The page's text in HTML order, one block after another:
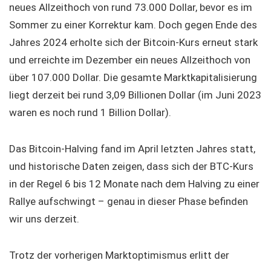
neues Allzeithoch von rund 73.000 Dollar, bevor es im
Sommer zu einer Korrektur kam. Doch gegen Ende des
Jahres 2024 erholte sich der Bitcoin-Kurs erneut stark
und erreichte im Dezember ein neues Allzeithoch von
über 107.000 Dollar. Die gesamte Marktkapitalisierung
liegt derzeit bei rund 3,09 Billionen Dollar (im Juni 2023
waren es noch rund 1 Billion Dollar).
Das Bitcoin-Halving fand im April letzten Jahres statt,
und historische Daten zeigen, dass sich der BTC-Kurs
in der Regel 6 bis 12 Monate nach dem Halving zu einer
Rallye aufschwingt – genau in dieser Phase befinden
wir uns derzeit.
Trotz der vorherigen Marktoptimismus erlitt der